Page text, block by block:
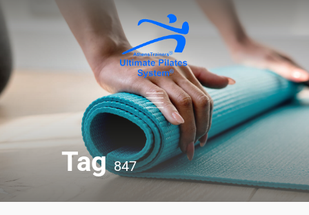
Tag847